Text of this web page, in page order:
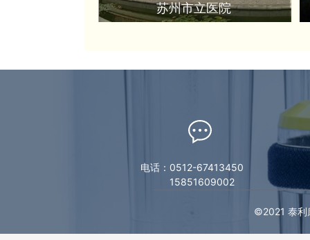
苏州市立医院
电话：0512-67413450
15851609002
©2021 泰利